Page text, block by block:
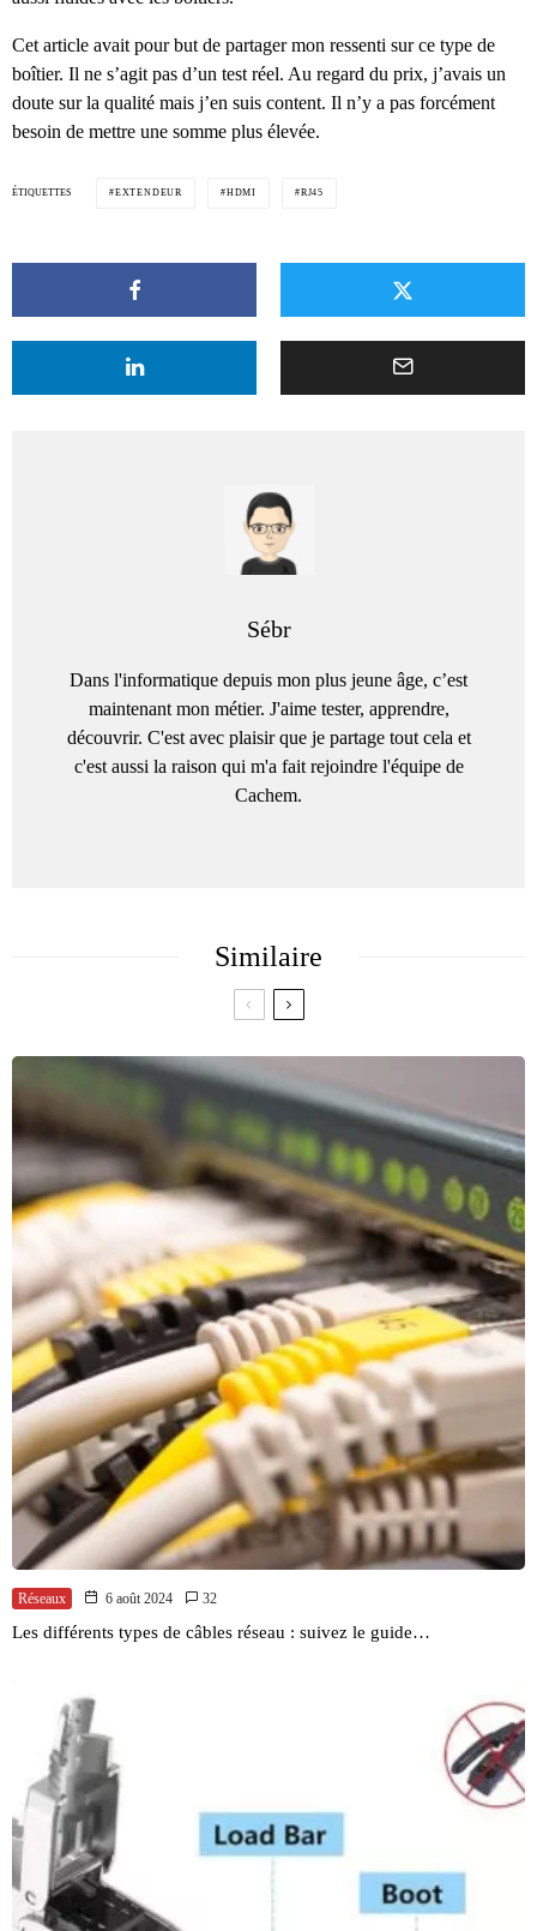
Cet article avait pour but de partager mon ressenti sur ce type de
boîtier. Il ne s’agit pas d’un test réel. Au regard du prix, j’avais un
doute sur la qualité mais j’en suis content. Il n’y a pas forcément
besoin de mettre une somme plus élevée.
ÉTIQUETTES EXTENDEUR HDMI RJ45
Sébr
Dans l'informatique depuis mon plus jeune âge, c’est
maintenant mon métier. J'aime tester, apprendre,
découvrir. C'est avec plaisir que je partage tout cela et
c'est aussi la raison qui m'a fait rejoindre l'équipe de
Cachem.
Similaire
Réseaux 6 août 2024 32
Les différents types de câbles réseau : suivez le guide…